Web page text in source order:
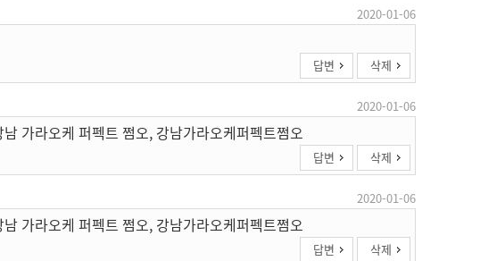
2020-01-06
답변 삭제
2020-01-06
가라오케 퍼펙트 쩜오, 강남가라오케퍼펙트쩜오
답변 삭제
2020-01-06
가라오케 퍼펙트 쩜오, 강남가라오케퍼펙트쩜오
답변 삭제